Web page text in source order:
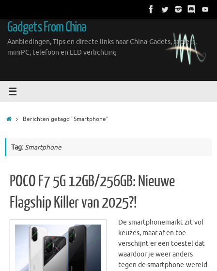
inhoud
Gadgets From China
Aanbiedingen, Tips en directe links naar China-Gadets, tablets,
miniPC, telefoon en LED verlichting
HomeBerichten getagd "Smartphone"
Tag:Smartphone
POCO F7 5G 12GB/256GB: Nieuwe
Flagship Killer van 2025?!
De smartphonemarkt zit vol
keuzes, maar af en toe
verschijnt er een toestel dat
waardoor je weer anders
tegen de smartphone-wereld